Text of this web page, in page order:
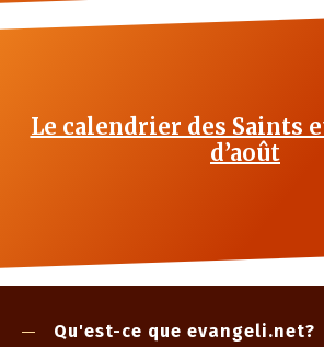
Le calendrier des Saints
d’août
Qu'est-ce que evangeli.net?